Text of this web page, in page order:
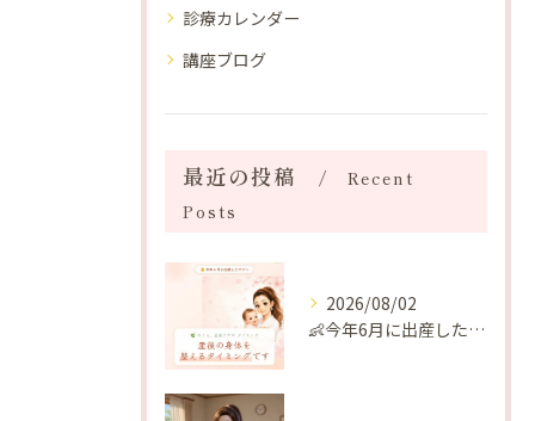
診療カレンダー
講座ブログ
最近の投稿
Recent
Posts
2026/08/02
👶今年6月に出産したママへ♡